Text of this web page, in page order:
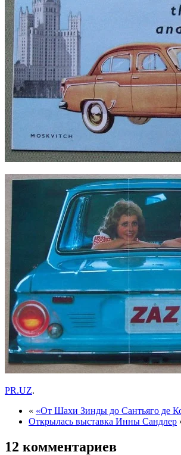
PR.UZ.
« «От Шахи Зинды до Сантьяго де
Открылась выставка Инны Сандлер
12 комментариев